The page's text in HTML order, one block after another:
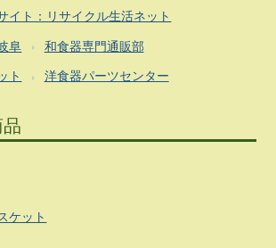
イト：リサイクル生活ネット
阜 和食器専門通販部
ト 洋食器パーツセンター
ケット